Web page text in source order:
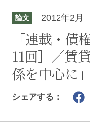
論文 2012年2月
「連載・債
11回］／賃
係を中心に」
シェアする：